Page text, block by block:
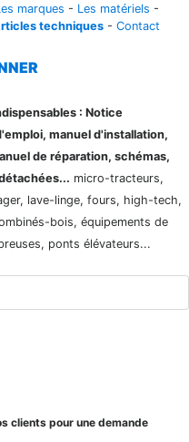
marques - Les matériels -
techniques - Contact
: Notice
manuel d'installation,
de réparation, schémas,
micro-tracteurs,
lave-linge, fours, high-tech,
bois, équipements de
ponts élévateurs...
clients pour une demande